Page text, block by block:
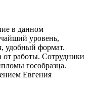
в данном
уровень,
удобный формат.
от работы. Сотрудники
гособразца.
Евгения